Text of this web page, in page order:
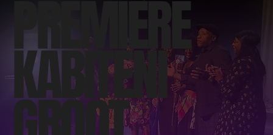
PREMIÈRE
KABITENI